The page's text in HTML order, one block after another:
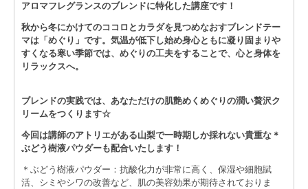
アロマフレグランスのブレンドに特化した講座です！
秋から冬にかけてのココロとカラダを見つめなおすブレンドテー
マは「めぐり」です。気温が低下し始め身心ともに凝り固まりや
すくなる寒い季節では、めぐりの工夫をすることで、心と身体を
リラックスへ。
ブレンドの実践では、あなただけの肌艶めくめぐりの潤い贅沢ク
リームをつくります☆
今回は講師のアトリエがある山梨で一時期しか採れない貴重な＊
ぶどう樹液パウダーも配合いたします！
＊ぶどう樹液パウダー：抗酸化力が非常に高く、保湿や細胞賦
活、シミやシワの改善など、肌の美容効果が期待されておりま